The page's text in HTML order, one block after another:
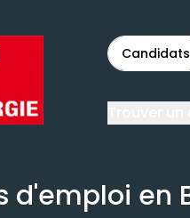
Candidats
d'emploi en